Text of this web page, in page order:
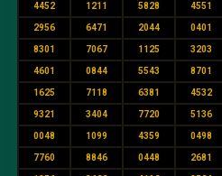
4452 1211 5828 4551
2956 6471 2044 0401
8301 7067 1125 3203
4601 0844 5543 8701
1625 7118 6381 4532
9321 3404 7720 5136
0048 1099 4359 0498
7760 8846 0448 2681